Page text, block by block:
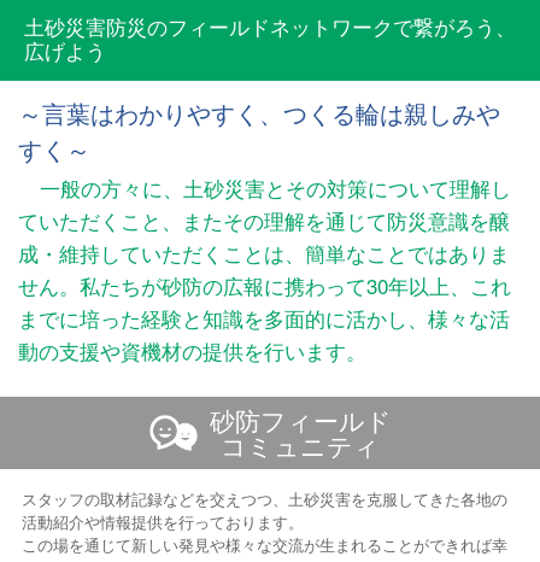
土砂災害防災のフィールドネットワークで繋がろう、
広げよう
～言葉はわかりやすく、つくる輪は親しみや
すく～
一般の方々に、土砂災害とその対策について理解し
ていただくこと、またその理解を通じて防災意識を醸
成・維持していただくことは、簡単なことではありま
せん。私たちが砂防の広報に携わって30年以上、これ
までに培った経験と知識を多面的に活かし、様々な活
動の支援や資機材の提供を行います。
砂防フィールド
コミュニティ
スタッフの取材記録などを交えつつ、土砂災害を克服してきた各地の
活動紹介や情報提供を行っております。
この場を通じて新しい発見や様々な交流が生まれることができれば幸